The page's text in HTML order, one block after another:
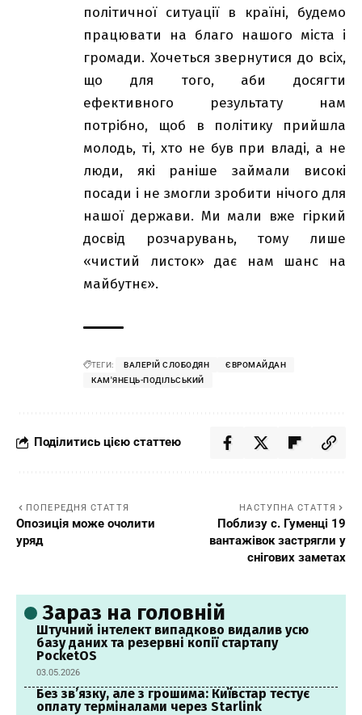
політичної ситуації в країні, будемо
працювати на благо нашого міста і
громади. Хочеться звернутися до всіх,
що для того, аби досягти
ефективного результату нам
потрібно, щоб в політику прийшла
молодь, ті, хто не був при владі, а не
люди, які раніше займали високі
посади і не змогли зробити нічого для
нашої держави. Ми мали вже гіркий
досвід розчарувань, тому лише
«чистий листок» дає нам шанс на
майбутнє».
ТЕГИ: ВАЛЕРІЙ СЛОБОДЯН
ЄВРОМАЙДАН
КАМ'ЯНЕЦЬ-ПОДІЛЬСЬКИЙ
Поділитись цією статтею
ПОПЕРЕДНЯ СТАТТЯ
Опозиція може очолити
уряд
НАСТУПНА СТАТТЯ
Поблизу с. Гуменці 19
вантажівок застрягли у
снігових заметах
Зараз на головній
Штучний інтелект випадково видалив усю
базу даних та резервні копії стартапу
PocketOS
03.05.2026
Без зв’язку, але з грошима: Київстар тестує
оплату терміналами через Starlink